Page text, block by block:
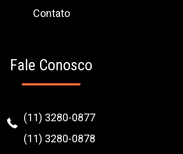
Contato
Fale Conosco
(11) 3280-0877
(11) 3280-0878